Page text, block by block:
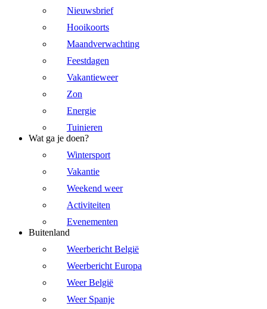
Nieuwsbrief
Hooikoorts
Maandverwachting
Feestdagen
Vakantieweer
Zon
Energie
Tuinieren
Wat ga je doen?
Wintersport
Vakantie
Weekend weer
Activiteiten
Evenementen
Buitenland
Weerbericht België
Weerbericht Europa
Weer België
Weer Spanje